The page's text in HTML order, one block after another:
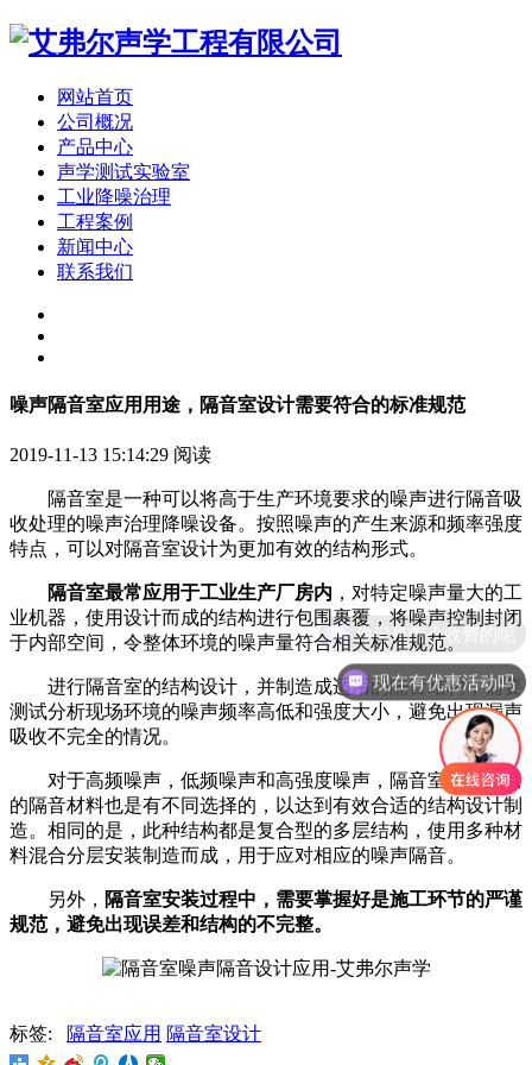
网站首页
公司概况
产品中心
声学测试实验室
工业降噪治理
工程案例
新闻中心
联系我们
噪声隔音室应用用途，隔音室设计需要符合的标准规范
2019-11-13 15:14:29 阅读
隔音室是一种可以将高于生产环境要求的噪声进行隔音吸
收处理的噪声治理降噪设备。按照噪声的产生来源和频率强度
特点，可以对隔音室设计为更加有效的结构形式。
隔音室最常应用于工业生产厂房内 ，对特定噪声量大的工
业机器，使用设计而成的结构进行包围裹覆，将噪声控制封闭
于内部空间，令整体环境的噪声量符合相关标准规范。
进行隔音室的结构设计，并制造成适用的隔音结构，需要
测试分析现场环境的噪声频率高低和强度大小，避免出现漏声
吸收不完全的情况。
对于高频噪声，低频噪声和高强度噪声，隔音室需要使用
的隔音材料也是有不同选择的，以达到有效合适的结构设计制
造。相同的是，此种结构都是复合型的多层结构，使用多种材
料混合分层安装制造而成，用于应对相应的噪声隔音。
另外， 隔音室安装过程中，需要掌握好是施工环节的严谨
规范，避免出现误差和结构的不完整。
标签: 隔音室应用 隔音室设计
你们是怎么收费的呢
现在有优惠活动吗